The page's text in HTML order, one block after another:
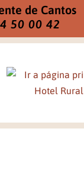
de Cantos
50 00 42